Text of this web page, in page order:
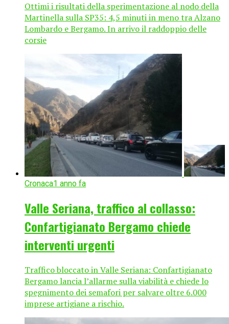
Ottimi i risultati della sperimentazione al nodo della
Martinella sulla SP35: 4,5 minuti in meno tra Alzano
Lombardo e Bergamo. In arrivo il raddoppio delle
corsie
Cronaca1 anno fa
Valle Seriana, traffico al collasso:
Confartigianato Bergamo chiede
interventi urgenti
Traffico bloccato in Valle Seriana: Confartigianato
Bergamo lancia l’allarme sulla viabilità e chiede lo
spegnimento dei semafori per salvare oltre 6.000
imprese artigiane a rischio.